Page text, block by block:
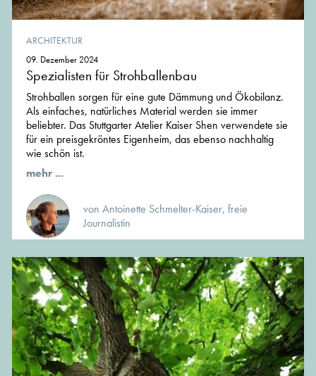
ARCHITEKTUR
09. Dezember 2024
Spezialisten für Strohballenbau
Strohballen sorgen für eine gute Dämmung und Ökobilanz.
Als einfaches, natürliches Material werden sie immer
beliebter. Das Stuttgarter Atelier Kaiser Shen verwendete sie
für ein preisgekröntes Eigenheim, das ebenso nachhaltig
wie schön ist.
mehr ...
von Antoinette Schmelter-Kaiser, freie
Journalistin